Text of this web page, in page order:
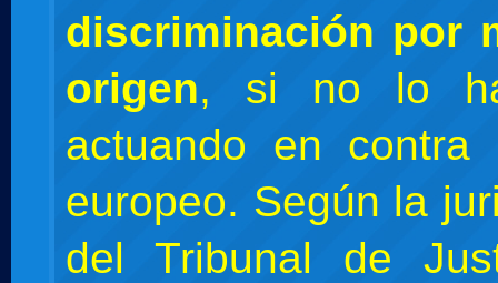
discriminación por
origen, si no lo
actuando en contra
europeo. Según la
del Tribunal de